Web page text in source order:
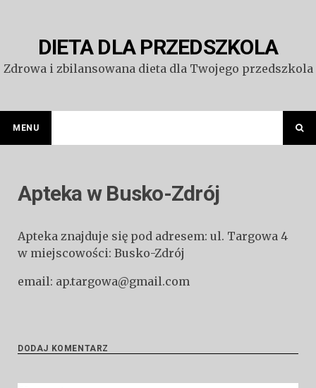
DIETA DLA PRZEDSZKOLA
Zdrowa i zbilansowana dieta dla Twojego przedszkola
MENU
Apteka w Busko-Zdrój
Apteka znajduje się pod adresem: ul. Targowa 4
w miejscowości: Busko-Zdrój
email: ap.targowa@gmail.com
DODAJ KOMENTARZ